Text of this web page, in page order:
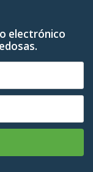
electrónico